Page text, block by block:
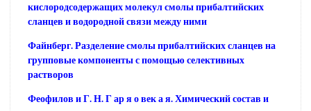
кислородсодержащих молекул смолы прибалтийских
сланцев и водородной связи между ними
Файнберг. Разделение смолы прибалтийских сланцев на
групповые компоненты с помощью селективных
растворов
Феофилов и Г. Н. Г ар я о век а я. Химический состав и